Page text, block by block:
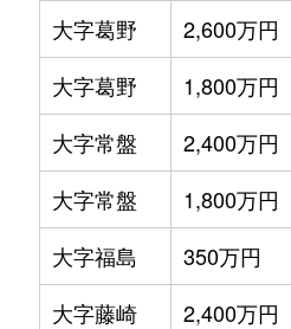
大字葛野
2,600万円
大字葛野
1,800万円
大字常盤
2,400万円
大字常盤
1,800万円
大字福島
350万円
大字藤崎
2,400万円